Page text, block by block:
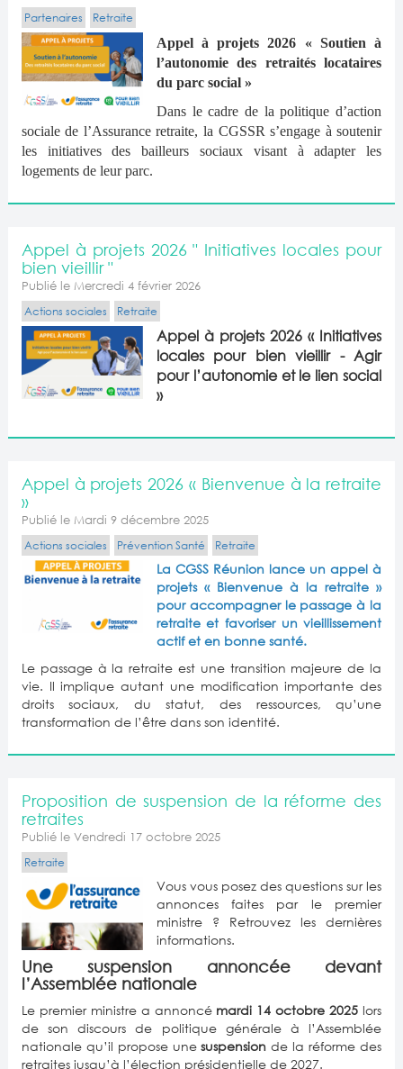
Partenaires
Retraite
Appel à projets 2026 « Soutien à
l’autonomie des retraités locataires
du parc social »
Dans le cadre de la politique d’action
sociale de l’Assurance retraite, la CGSSR s’engage à soutenir
les initiatives des bailleurs sociaux visant à adapter les
logements de leur parc.
Appel à projets 2026 " Initiatives locales pour
bien vieillir "
Publié le Mercredi 4 février 2026
Actions sociales
Retraite
Appel à projets 2026 « Initiatives
locales pour bien vieillir - Agir
pour l’autonomie et le lien social
»
Appel à projets 2026 « Bienvenue à la retraite
»
Publié le Mardi 9 décembre 2025
Actions sociales
Prévention Santé Retraite
La CGSS Réunion lance un appel à
projets « Bienvenue à la retraite »
pour accompagner le passage à la
retraite et favoriser un vieillissement
actif et en bonne santé.
Le passage à la retraite est une transition majeure de la
vie. Il implique autant une modification importante des
droits sociaux, du statut, des ressources, qu’une
transformation de l’être dans son identité.
Proposition de suspension de la réforme des
retraites
Publié le Vendredi 17 octobre 2025
Retraite
Vous vous posez des questions sur les
annonces faites par le premier
ministre ? Retrouvez les dernières
informations.
Une suspension annoncée devant
l’Assemblée nationale
Le premier ministre a annoncé mardi 14 octobre 2025 lors
de son discours de politique générale à l’Assemblée
nationale qu’il propose unesuspension de la réforme des
retraites jusqu’à l’élection présidentielle de 2027.